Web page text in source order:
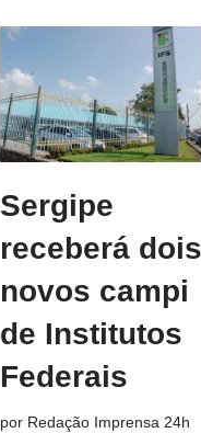
Sergipe
receberá dois
novos campi
de Institutos
Federais
por Redação Imprensa 24h